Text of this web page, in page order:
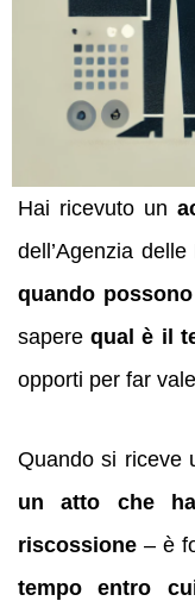
Hai ricevuto un
dell’Agenzia
quando
saperequal è il
opporti per far
Quando si riceve
un atto che
riscossione – è
tempo entro